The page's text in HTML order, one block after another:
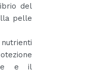
del
pelle
e il